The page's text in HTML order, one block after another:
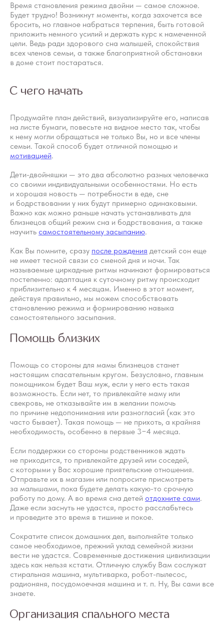
Время становления режима двойни — самое сложное.
Будет трудно! Возникнут моменты, когда захочется все
бросить, но главное набраться терпения, быть готовой
приложить немного усилий и держать курс к намеченной
цели. Ведь ради здорового сна малышей, спокойствия
всех членов семьи, а также благоприятной обстановки
в доме стоит постараться.
С чего начать
Продумайте план действий, визуализируйте его, написав
на листе бумаги, повесьте на видное место так, чтобы
к нему могли обращаться не только Вы, но и все члены
семьи. Такой способ будет отличной помощью и
мотивацией.
Дети-двойняшки — это два абсолютно разных человечка
со своими индивидуальными особенностями. Но есть
и хорошая новость — потребности в еде, сне
и бодрствовании у них будут примерно одинаковыми.
Важно как можно раньше начать устанавливать для
близнецов общий режим сна и бодрствования, а также
научить самостоятельному засыпанию.
Как Вы помните, сразу после рождения детский сон еще
не имеет тесной связи со сменой дня и ночи. Так
называемые циркадные ритмы начинают формироваться
постепенно: адаптация к суточному ритму происходит
приблизительно к 4 месяцам. Именно в этот момент,
действуя правильно, мы можем способствовать
становлению режима и формированию навыка
самостоятельного засыпания.
Помощь близких
Помощь со стороны для мамы близнецов станет
настоящим спасательным кругом. Безусловно, главным
помощником будет Ваш муж, если у него есть такая
возможность. Если нет, то привлекайте маму или
свекровь, не отказывайте им в желании помочь
по причине недопонимания или разногласий (как это
часто бывает). Такая помощь — не прихоть, а крайняя
необходимость, особенно в первые 3−4 месяца.
Если поддержки со стороны родственников ждать
не приходится, то привлекайте друзей или соседей,
с которыми у Вас хорошие приятельские отношения.
Отправьте их в магазин или попросите присмотреть
за малышами, пока будете делать какую-то срочную
работу по дому. А во время сна детей отдохните сами.
Даже если заснуть не удастся, просто расслабьтесь
и проведите это время в тишине и покое.
Сократите список домашних дел, выполняйте только
самое необходимое, прежний уклад семейной жизни
вести не удастся. Современные достижения цивилизации
здесь как нельзя кстати. Отличную службу Вам сослужат
стиральная машина, мультиварка, робот-пылесос,
радионяня, посудомоечная машина и т. п. Ну, Вы сами все
знаете.
Организация спального места